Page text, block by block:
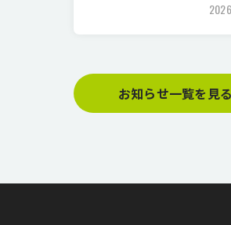
お知らせ一覧を見る